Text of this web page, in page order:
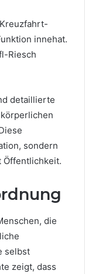
innehat.
Riesch
detaillierte
sondern
Öffentlichkeit.
die
selbst
zeigt, dass